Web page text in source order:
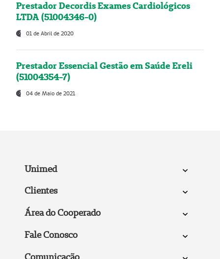
Prestador Decordis Exames Cardiológicos
LTDA (51004346-0)
01 de Abril de 2020
Prestador Essencial Gestão em Saúde Ereli
(51004354-7)
04 de Maio de 2021
Unimed
Clientes
Área do Cooperado
Fale Conosco